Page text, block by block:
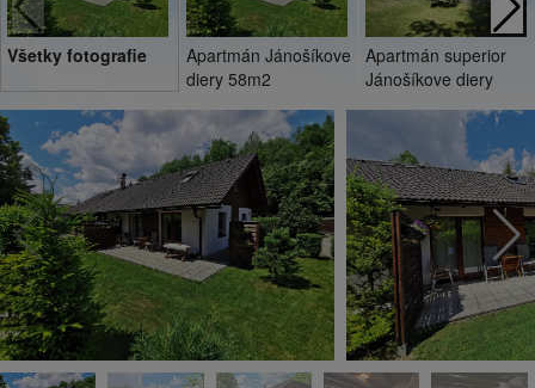
Všetky fotografie
Apartmán Jánošíkove
diery 58m2
Apartmán superior
Jánošíkove diery